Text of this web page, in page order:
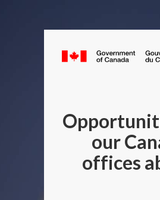
Canada.ca
our
offices